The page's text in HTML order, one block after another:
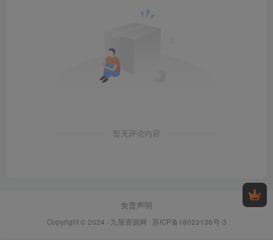
暂无评论内容
免责声明
Copyright © 2024 · 九屋资源网 苏ICP备18023138号-3